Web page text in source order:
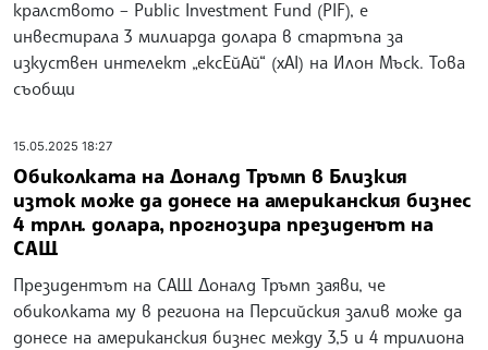
кралството – Public Investment Fund (PIF), е
инвестирала 3 милиарда долара в стартъпа за
изкуствен интелект „ексЕйАй“ (xAI) на Илон Мъск. Това
съобщи
15.05.2025 18:27
Обиколката на Доналд Тръмп в Близкия
изток може да донесе на американския бизнес
4 трлн. долара, прогнозира президенът на
САЩ
Президентът на САЩ Доналд Тръмп заяви, че
обиколката му в региона на Персийския залив може да
донесе на американския бизнес между 3,5 и 4 трилиона